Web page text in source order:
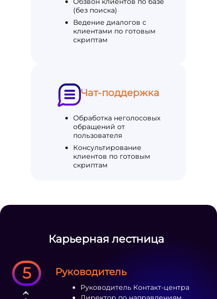
(без поиска)
Ведение диалогов с
клиентами по готовым
скриптам
Чат-поддержка
Обработка неголосовых
обращений от
пользователя
Консультирование
клиентов по готовым
скриптам
Карьерная лестница
5 Руководитель
Руководитель Контакт-центра